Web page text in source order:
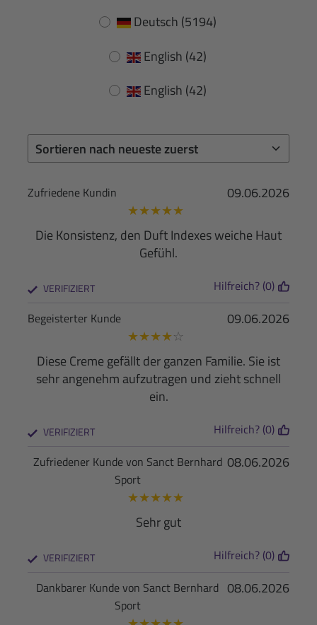
Deutsch (5194)
English (42)
English (42)
09.06.2026
Zufriedene Kundin
★★★★★
Die Konsistenz, den Duft Indexes weiche Haut
Gefühl.
VERIFIZIERT Hilfreich? (0)
09.06.2026
Begeisterter Kunde
★★★★☆
Diese Creme gefällt der ganzen Familie. Sie ist
sehr angenehm aufzutragen und zieht schnell
ein.
VERIFIZIERT Hilfreich? (0)
08.06.2026
Zufriedener Kunde von Sanct Bernhard
Sport
★★★★★
Sehr gut
VERIFIZIERT Hilfreich? (0)
08.06.2026
Dankbarer Kunde von Sanct Bernhard
Sport